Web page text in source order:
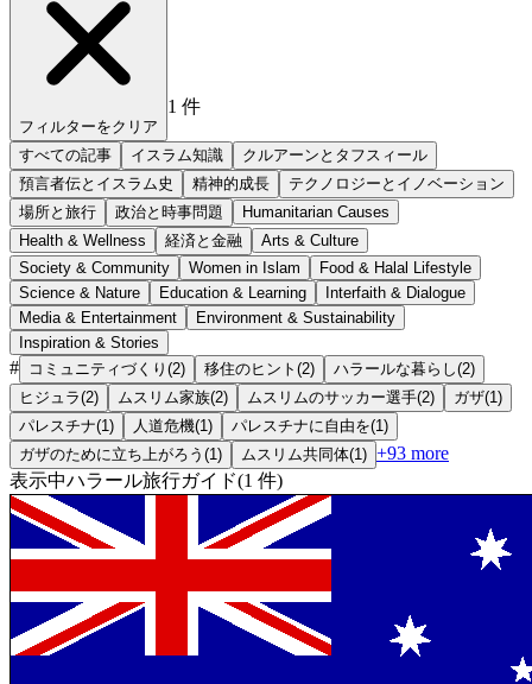
フィルターをクリア
1 件
すべての記事 イスラム知識
クルアーンとタフスィール
預言者伝とイスラム史
精神的成長
テクノロジーとイノベーション
場所と旅行
政治と時事問題
Humanitarian Causes
Health & Wellness
経済と金融
Arts & Culture
Society & Community
Women in Islam
Food & Halal Lifestyle
Science & Nature
Education & Learning
Interfaith & Dialogue
Media & Entertainment
Environment & Sustainability
Inspiration & Stories
# コミュニティづくり (2) 移住のヒント (2) ハラールな暮らし(2)
ヒジュラ(2) ムスリム家族(2) ムスリムのサッカー選手(2) ガザ(1 )
パレスチナ(1 ) 人道危機(1 ) パレスチナに自由を(1 )
ガザのために立ち上がろう (1 ) ムスリム共同体(1 ) +93 more
表示中ハラール旅行ガイド(1 件)